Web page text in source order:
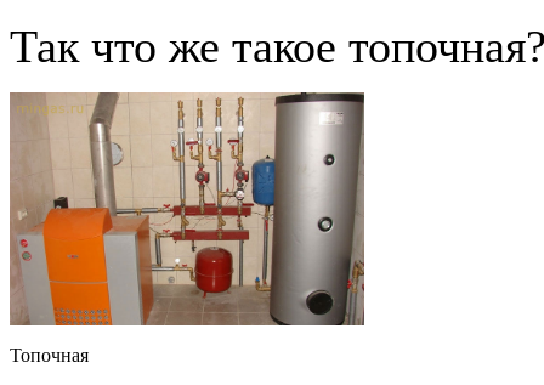
Так что же такое
Топочная